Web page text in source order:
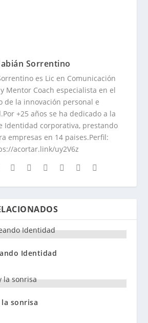
Sorrentino
es Lic en Comunicación
Mentor Coach especialista en el
de la innovación personal e
+25 años se ha dedicado a la
Identidad corporativa, prestando
empresas en 14 paises.Perfil:
acortar.link/uy2V6z
Identidad
sonrisa